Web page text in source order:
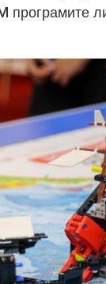
програмите